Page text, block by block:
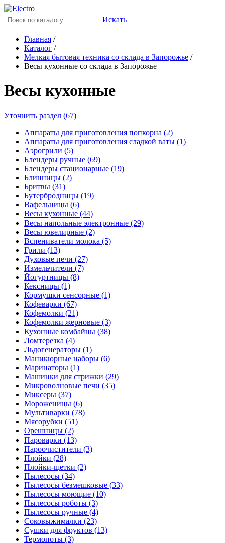
Искать
Главная /
Каталог /
Мелкая бытовая техника со склада в Запорожье /
Весы кухонные со склада в Запорожье
Весы кухонные
Уточнить раздел (67)
Аппараты для приготовления попкорна (2)
Аппараты для приготовления сладкой ваты (1)
Аэрогрили (5)
Блендеры ручные (69)
Блендеры стационарные (19)
Блинницы (2)
Бритвы (31)
Бутербродницы (19)
Вафельницы (6)
Весы кухонные (44)
Весы напольные электронные (29)
Весы ювелирные (2)
Вспениватели молока (5)
Грили (13)
Духовые печи (27)
Измельчители (7)
Йогуртницы (8)
Кексницы (1)
Кормушки сенсорные (1)
Кофеварки (67)
Кофемолки (21)
Кофемолки жерновые (3)
Кухонные комбайны (38)
Ломтерезка (4)
Льдогенераторы (1)
Маникюрные наборы (6)
Маринаторы (1)
Машинки для стрижки (29)
Микроволновые печи (35)
Миксеры (37)
Мороженицы (6)
Мультиварки (78)
Мясорубки (51)
Орешницы (2)
Пароварки (13)
Пароочистители (3)
Плойки (28)
Плойки-щетки (2)
Пылесосы (34)
Пылесосы безмешковые (33)
Пылесосы моющие (10)
Пылесосы роботы (3)
Пылесосы ручные (4)
Соковыжималки (23)
Сушки для фруктов (13)
Термопоты (3)